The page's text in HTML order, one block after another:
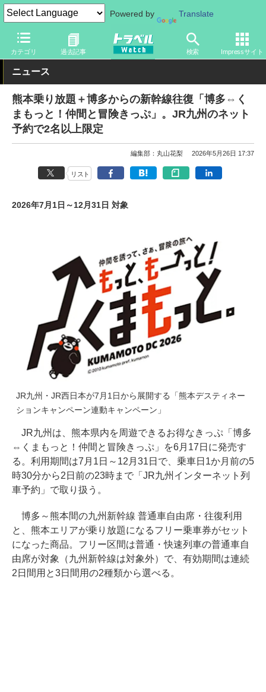
Powered by Translate
カテゴリ 過去記事 検索 Impressサイト
トラベル Watch 旅の方法 お得なきっぷ
ニュース
熊本乗り放題＋博多からの新幹線往復「博多⇔く
まもっと！仲間と冒険きっぷ」。JR九州のネット
予約で2名以上限定
編集部：丸山花梨 2026年5月26日 17:37
リスト
2026年7月1日～12月31日 対象
JR九州・JR西日本が7月1日から展開する「熊本デスティネー
ションキャンペーン連動キャンペーン」
JR九州は、熊本県内を周遊できるお得なきっぷ「博多
⇔くまもっと！仲間と冒険きっぷ」を6月17日に発売す
る。利用期間は7月1日～12月31日で、乗車日1か月前の5
時30分から2日前の23時まで「JR九州インターネット列
車予約」で取り扱う。
博多～熊本間の九州新幹線 普通車自由席・往復利用
と、熊本エリアが乗り放題になるフリー乗車券がセット
になった商品。フリー区間は普通・快速列車の普通車自
由席が対象（九州新幹線は対象外）で、有効期間は連続
2日間用と3日間用の2種類から選べる。